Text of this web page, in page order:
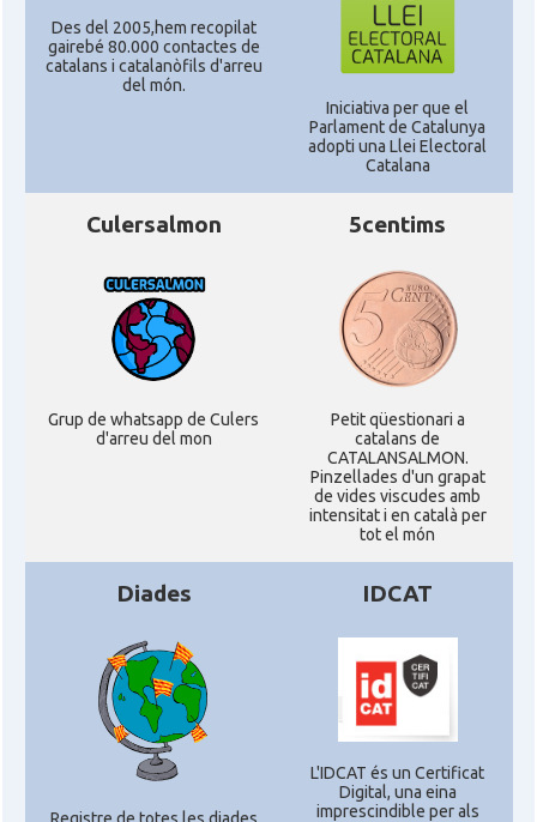
Des del 2005,hem recopilat
gairebé 80.000 contactes de
catalans i catalanòfils d'arreu
del món.
Iniciativa per que el
Parlament de Catalunya
adopti una Llei Electoral
Catalana
Culersalmon
Grup de whatsapp de Culers
d'arreu del mon
5centims
Petit qüestionari a
catalans de
CATALANSALMON.
Pinzellades d'un grapat
de vides viscudes amb
intensitat i en català per
tot el món
Diades
Registre de totes les diades
IDCAT
L'IDCAT és un Certificat
Digital, una eina
imprescindible per als